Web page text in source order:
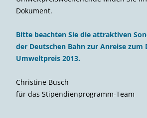
Dokument.
Bitte beachten Sie die attraktiven
der Deutschen Bahn zur Anreise zum
Umweltpreis 2013.
Christine Busch
für das Stipendienprogramm-Team